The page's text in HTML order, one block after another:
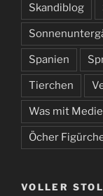
Skandiblog
Spanien
Tierchen
Was mit
Öcher
VOLLER